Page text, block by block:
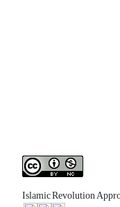
Islamic Revolution